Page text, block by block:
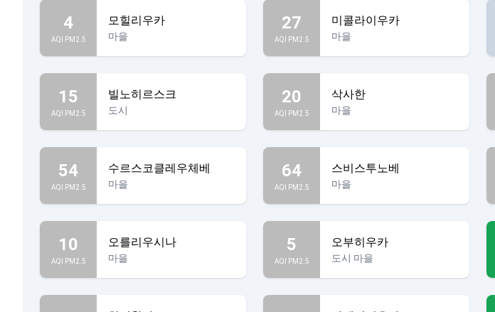
4
AQI PM2.5
모힐리우카
마을
27
AQI PM2.5
미콜라이우카
마을
15
AQI PM2.5
빌노히르스크
도시
20
AQI PM2.5
삭사한
마을
54
AQI PM2.5
수르스코클레우체베
마을
64
AQI PM2.5
스비스투노베
마을
10
AQI PM2.5
오를리우시나
마을
5
AQI PM2.5
오부히우카
도시 마을